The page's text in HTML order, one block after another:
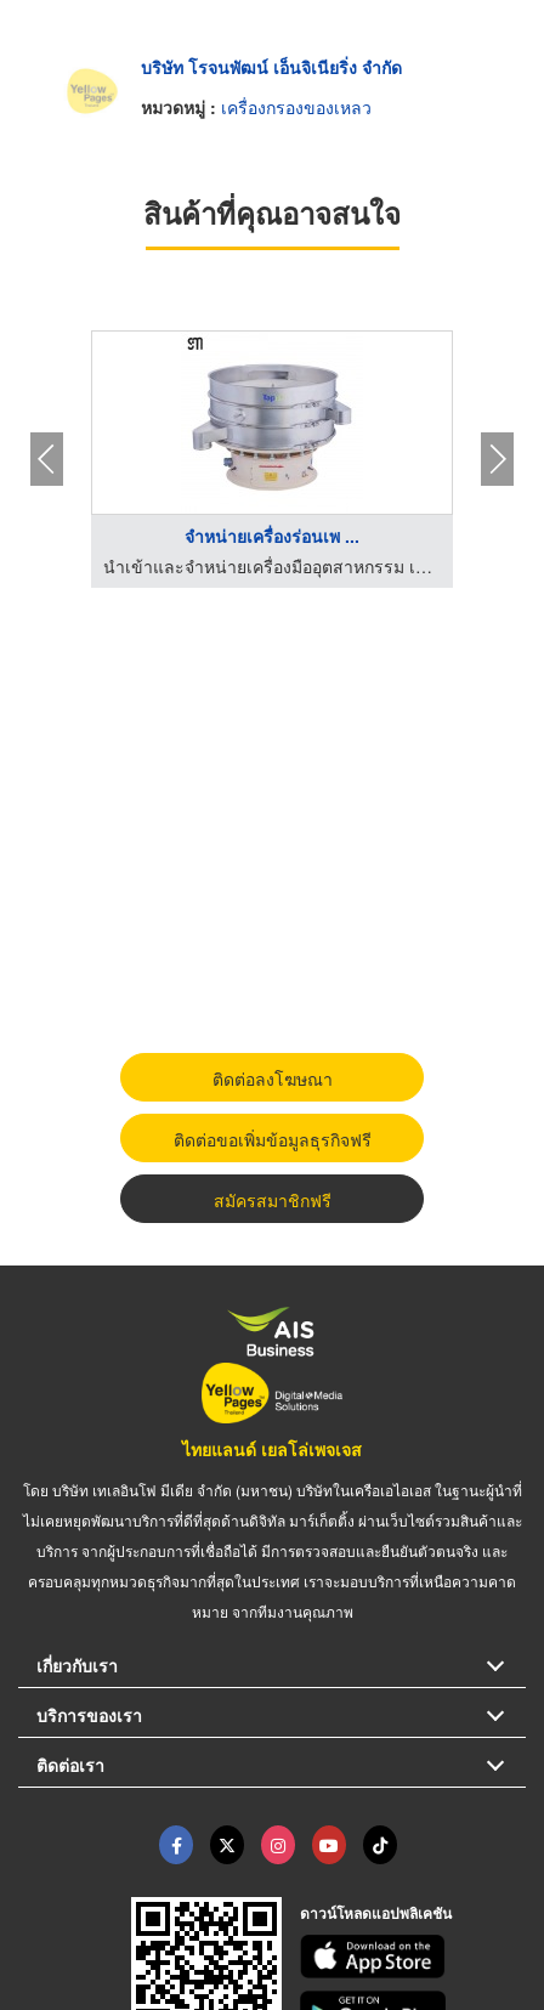
บริษัท โรจนพัฒน์ เอ็นจิเนียริ่ง จำกัด
หมวดหมู่ : เครื่องกรองของเหลว
สินค้าที่คุณอาจสนใจ
น จำกัด (มหาชน)
จำหน่ายเครื่องร่อนเพ ...
ติดต่อลงโฆษณา
ติดต่อขอเพิ่มข้อมูลธุรกิจฟรี
สมัครสมาชิกฟรี
ไทยแลนด์ เยลโล่เพจเจส
โดย บริษัท เทเลอินโฟ มีเดีย จำกัด (มหาชน) บริษัทในเครือเอไอเอส ในฐานะผู้นำที่
ไม่เคยหยุดพัฒนาบริการที่ดีที่สุดด้านดิจิทัล มาร์เก็ตติ้ง ผ่านเว็บไซต์รวมสินค้าและ
บริการ จากผู้ประกอบการที่เชื่อถือได้ มีการตรวจสอบและยืนยันตัวตนจริง และ
ครอบคลุมทุกหมวดธุรกิจมากที่สุดในประเทศ เราจะมอบบริการที่เหนือความคาด
หมาย จากทีมงานคุณภาพ
เกี่ยวกับเรา
บริการของเรา
ติดต่อเรา
ดาวน์โหลดแอปพลิเคชัน